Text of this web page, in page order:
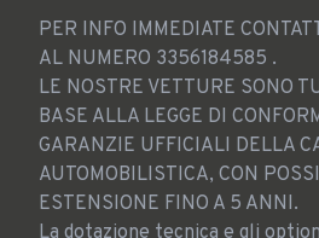
PER INFO IMMEDIATE
AL NUMERO 3356184585 .
LE NOSTRE VETTURE SONO
BASE ALLA LEGGE DI
GARANZIE UFFICIALI DELLA
AUTOMOBILISTICA, CON
ESTENSIONE FINO A 5 ANNI.
La dotazione tecnica e gli